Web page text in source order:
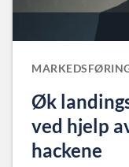
Øk
ved hjelp
hackene